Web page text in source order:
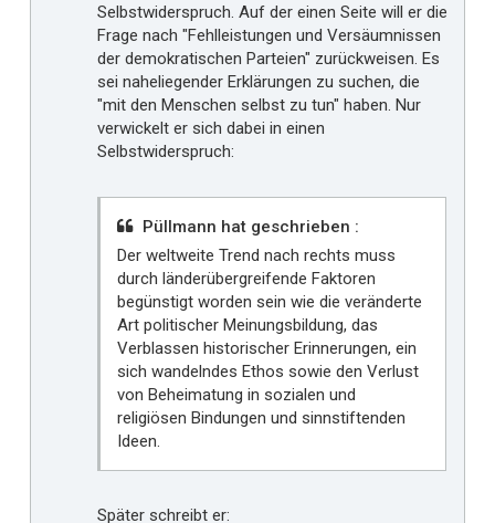
Selbstwiderspruch. Auf der einen Seite will er die
Frage nach "Fehlleistungen und Versäumnissen
der demokratischen Parteien" zurückweisen. Es
sei naheliegender Erklärungen zu suchen, die
"mit den Menschen selbst zu tun" haben. Nur
verwickelt er sich dabei in einen
Selbstwiderspruch:
Püllmann hat geschrieben :
Der weltweite Trend nach rechts muss
durch länderübergreifende Faktoren
begünstigt worden sein wie die veränderte
Art politischer Meinungsbildung, das
Verblassen historischer Erinnerungen, ein
sich wandelndes Ethos sowie den Verlust
von Beheimatung in sozialen und
religiösen Bindungen und sinnstiftenden
Ideen.
Später schreibt er: